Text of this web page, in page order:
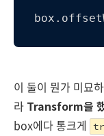
box.
이 둘이 뭔가 미묘
라 Transform을
box에다 통크게